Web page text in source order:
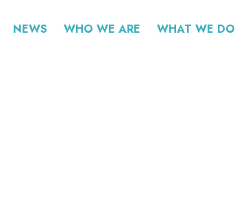
NEWS WHO WE ARE WHAT WE DO